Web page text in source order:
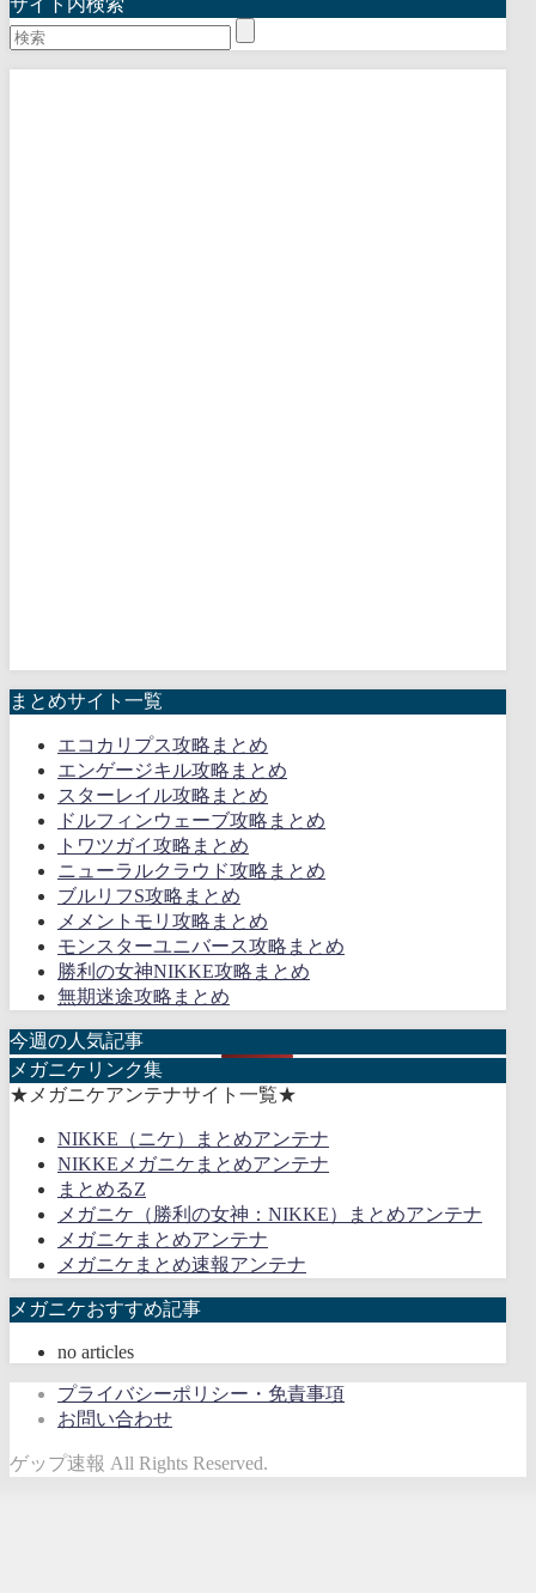
まとめサイト一覧
エコカリプス攻略まとめ
エンゲージキル攻略まとめ
スターレイル攻略まとめ
ドルフィンウェーブ攻略まとめ
トワツガイ攻略まとめ
ニューラルクラウド攻略まとめ
ブルリフS攻略まとめ
メメントモリ攻略まとめ
モンスターユニバース攻略まとめ
勝利の女神NIKKE攻略まとめ
無期迷途攻略まとめ
今週の人気記事
メガニケリンク集
★メガニケアンテナサイト一覧★
NIKKE（ニケ）まとめアンテナ
NIKKEメガニケまとめアンテナ
まとめるZ
メガニケ（勝利の女神：NIKKE）まとめアンテナ
メガニケまとめアンテナ
メガニケまとめ速報アンテナ
メガニケおすすめ記事
no articles
プライバシーポリシー・免責事項
お問い合わせ
ゲップ速報 All Rights Reserved.